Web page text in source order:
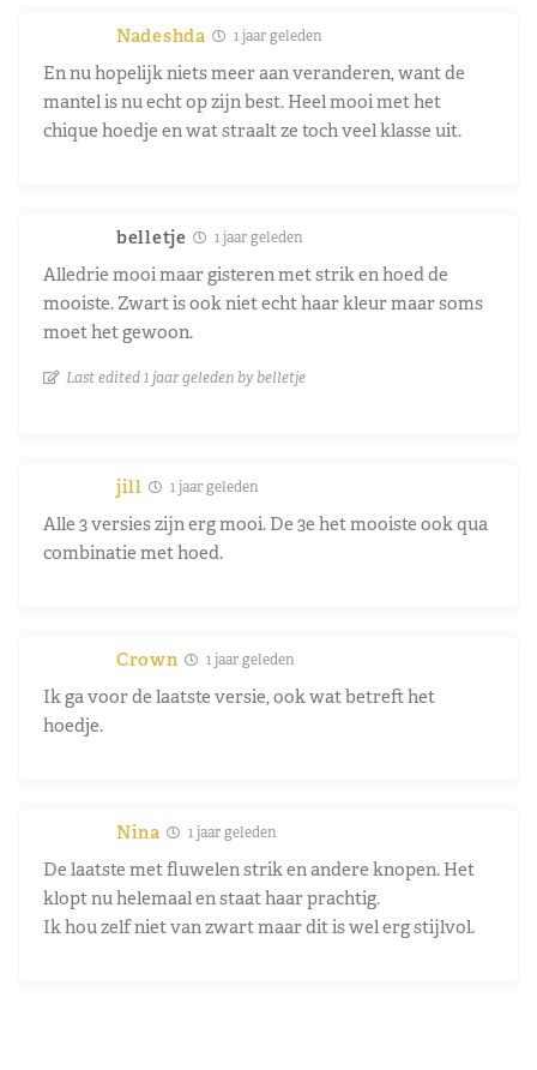
Nadeshda 1 jaar geleden
En nu hopelijk niets meer aan veranderen, want de
mantel is nu echt op zijn best. Heel mooi met het
chique hoedje en wat straalt ze toch veel klasse uit.
belletje 1 jaar geleden
Alledrie mooi maar gisteren met strik en hoed de
mooiste. Zwart is ook niet echt haar kleur maar soms
moet het gewoon.
Last edited 1 jaar geleden by belletje
jill 1 jaar geleden
Alle 3 versies zijn erg mooi. De 3e het mooiste ook qua
combinatie met hoed.
Crown 1 jaar geleden
Ik ga voor de laatste versie, ook wat betreft het
hoedje.
Nina 1 jaar geleden
De laatste met fluwelen strik en andere knopen. Het
klopt nu helemaal en staat haar prachtig.
Ik hou zelf niet van zwart maar dit is wel erg stijlvol.